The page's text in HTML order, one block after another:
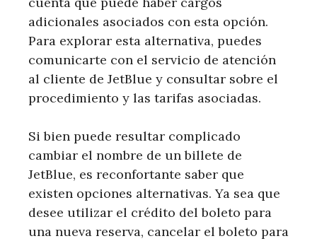
adicionales asociados con esta opción.
Para explorar esta alternativa, puedes
comunicarte con el servicio de atención
al cliente de JetBlue y consultar sobre el
procedimiento y las tarifas asociadas.
Si bien puede resultar complicado
cambiar el nombre de un billete de
JetBlue, es reconfortante saber que
existen opciones alternativas. Ya sea que
desee utilizar el crédito del boleto para
una nueva reserva, cancelar el boleto para